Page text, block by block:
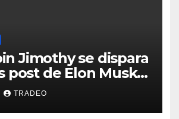
Jimothy se dispara
post de Elon Musk
TRADEO